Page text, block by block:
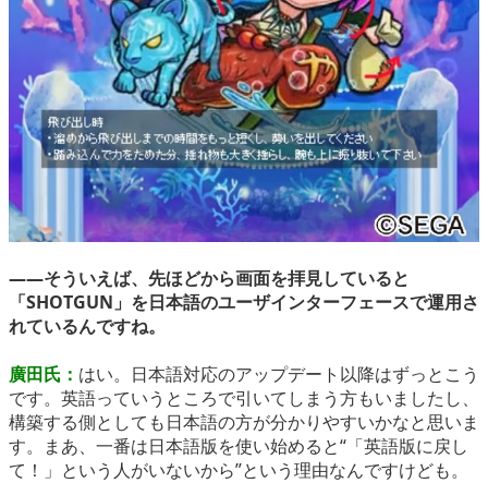
――そういえば、先ほどから画面を拝見していると
「SHOTGUN」を日本語のユーザインターフェースで運用さ
れているんですね。
廣田氏： はい。日本語対応のアップデート以降はずっとこう
です。英語っていうところで引いてしまう方もいましたし、
構築する側としても日本語の方が分かりやすいかなと思いま
す。まあ、一番は日本語版を使い始めると“「英語版に戻し
て！」という人がいないから”という理由なんですけども。